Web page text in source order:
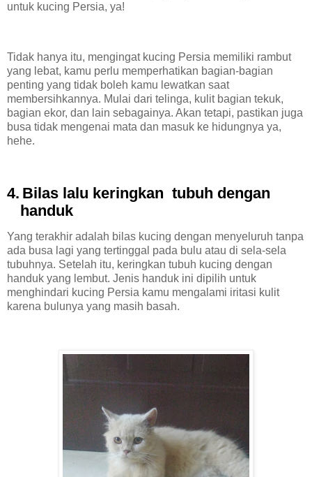
untuk kucing Persia, ya!
Tidak hanya itu, mengingat kucing Persia memiliki rambut
yang lebat, kamu perlu memperhatikan bagian-bagian
penting yang tidak boleh kamu lewatkan saat
membersihkannya. Mulai dari telinga, kulit bagian tekuk,
bagian ekor, dan lain sebagainya. Akan tetapi, pastikan juga
busa tidak mengenai mata dan masuk ke hidungnya ya,
hehe.
4. Bilas lalu keringkan tubuh dengan
handuk
Yang terakhir adalah bilas kucing dengan menyeluruh tanpa
ada busa lagi yang tertinggal pada bulu atau di sela-sela
tubuhnya. Setelah itu, keringkan tubuh kucing dengan
handuk yang lembut. Jenis handuk ini dipilih untuk
menghindari kucing Persia kamu mengalami iritasi kulit
karena bulunya yang masih basah.